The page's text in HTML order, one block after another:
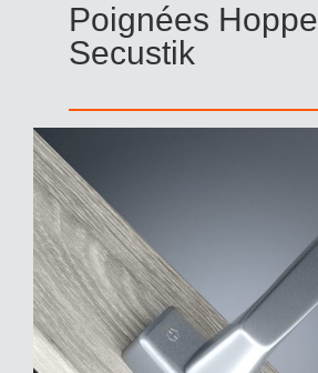
Poignées Hoppe
Secustik